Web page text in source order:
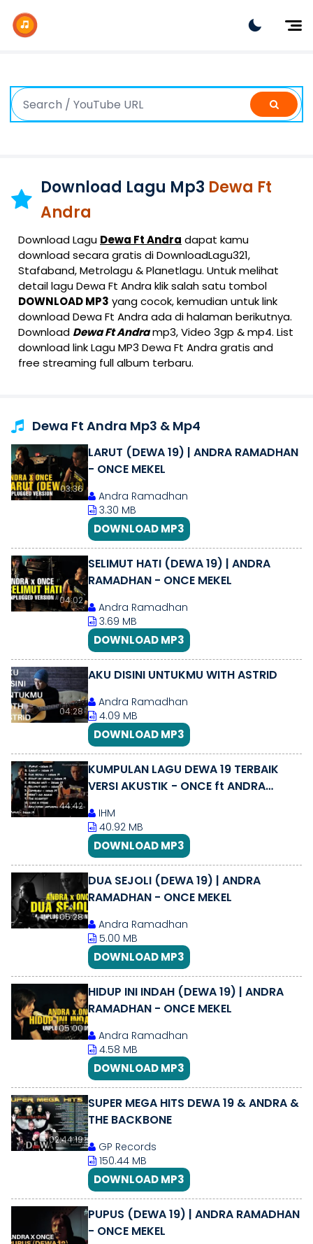
Dangdut
Indonesia
K-Pop
Download Lagu Mp3 Dewa Ft
Andra
Download Lagu Dewa Ft Andra dapat kamu
download secara gratis di DownloadLagu321,
Stafaband, Metrolagu & Planetlagu. Untuk melihat
detail lagu Dewa Ft Andra klik salah satu tombol
DOWNLOAD MP3 yang cocok, kemudian untuk link
download Dewa Ft Andra ada di halaman berikutnya.
Download Dewa Ft Andramp3, Video 3gp & mp4. List
download link Lagu MP3 Dewa Ft Andra gratis and
free streaming full album terbaru.
Dewa Ft Andra Mp3 & Mp4
03:36
LARUT (DEWA 19) | ANDRA RAMADHAN
- ONCE MEKEL
Andra Ramadhan
3.30 MB
DOWNLOAD MP3
04:02
SELIMUT HATI (DEWA 19) | ANDRA
RAMADHAN - ONCE MEKEL
Andra Ramadhan
3.69 MB
DOWNLOAD MP3
04:28
AKU DISINI UNTUKMU WITH ASTRID
Andra Ramadhan
4.09 MB
DOWNLOAD MP3
44:42
KUMPULAN LAGU DEWA 19 TERBAIK
VERSI AKUSTIK - ONCE ft ANDRA
IHM
40.92 MB
DOWNLOAD MP3
05:28
DUA SEJOLI (DEWA 19) | ANDRA
RAMADHAN - ONCE MEKEL
Andra Ramadhan
5.00 MB
DOWNLOAD MP3
05:00
HIDUP INI INDAH (DEWA 19) | ANDRA
RAMADHAN - ONCE MEKEL
Andra Ramadhan
4.58 MB
DOWNLOAD MP3
02:44:19
SUPER MEGA HITS DEWA 19 & ANDRA &
THE BACKBONE
GP Records
150.44 MB
DOWNLOAD MP3
PUPUS (DEWA 19) | ANDRA RAMADHAN
- ONCE MEKEL